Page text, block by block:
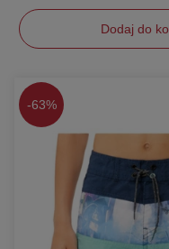
Dodaj do
128
-63%